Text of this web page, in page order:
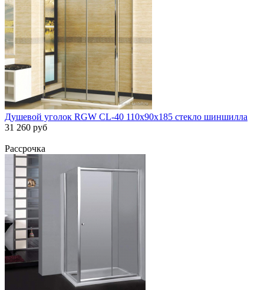
Душевой уголок RGW CL-40 110х90х185 стекло шиншилла
31 260 руб
Рассрочка